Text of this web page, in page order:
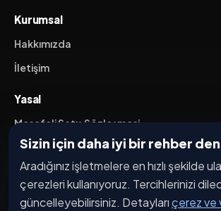
Sizin için daha iyi bir rehber
Aradığınız işletmelere en hızlı şekilde
çerezleri kullanıyoruz. Tercihlerinizi
güncelleyebilirsiniz. Detaylarıçerez ve
Kurumsal
Hakkımızda
İletişim
Yasal
Mesafeli Satış Sözleşmesi
İptal / İade Koşulları
Hizmet Şartları
Gizlilik Politikası